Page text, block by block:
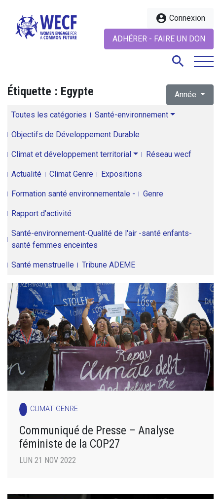
account_circle Connexion
ADHÉRER - FAIRE UN DON
search
Étiquette : Egypte Année
Toutes les catégories Santé-environnement
Objectifs de Développement Durable
Climat et développement territorial Réseau wecf
Actualité Climat Genre Expositions
Formation santé environnementale - Genre
Rapport d'activité
Santé-environnement-Qualité de l'air -santé enfants-
santé femmes enceintes
Santé menstruelle Tribune ADEME
CLIMAT GENRE
Communiqué de Presse – Analyse
féministe de la COP27
LUN 21 NOV 2022